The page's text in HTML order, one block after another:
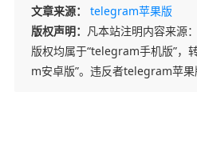
文章来源：
telegram苹果版
版权声明： 凡本站注明内容来源
版权均属于“telegram手机版”，
m安卓版”。违反者telegram苹果